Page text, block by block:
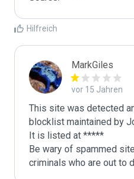
Hilfreich
MarkGiles
vor 15 Jahren
This site was detected
blocklist maintained by
It is listed at *****
Be wary of spammed
criminals who are out to